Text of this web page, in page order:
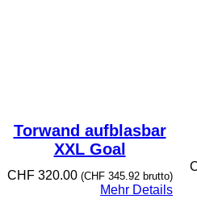
Torwand aufblasbar
XXL Goal
CHF320.00 (CHF345.92brutto)
Mehr Details